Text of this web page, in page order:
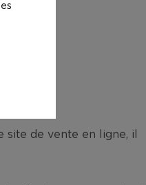
site de vente en ligne, il